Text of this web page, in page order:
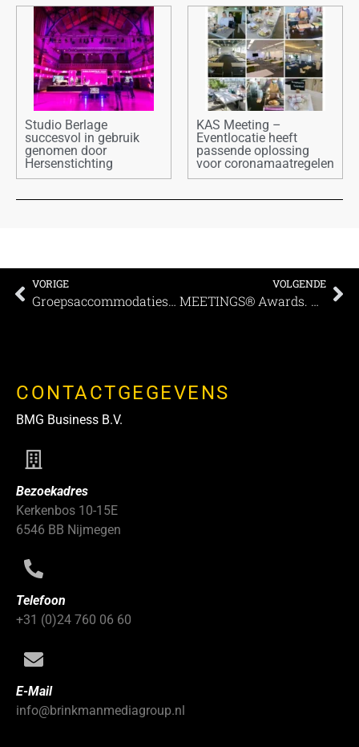
Studio Berlage
succesvol in gebruik
genomen door
Hersenstichting
KAS Meeting –
Eventlocatie heeft
passende oplossing
voor coronamaatregelen
VORIGE
Groepsaccommodaties bij Buitengoed Fredeshiem verbouwd
VOLGENDE
MEETINGS® Awards. De strijd om het goud gaat beginnen
CONTACTGEGEVENS
BMG Business B.V.
Bezoekadres
Kerkenbos 10-15E
6546 BB Nijmegen
Telefoon
+31 (0)24 760 06 60
E-Mail
info@brinkmanmediagroup.nl